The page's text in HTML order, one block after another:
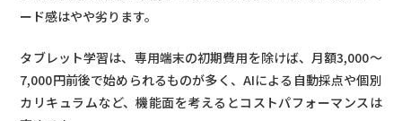
ード感はやや劣ります。
タブレット学習は、専用端末の初期費用を除けば、月額3,000〜
7,000円前後で始められるものが多く、AIによる自動採点や個別
カリキュラムなど、機能面を考えるとコストパフォーマンスは